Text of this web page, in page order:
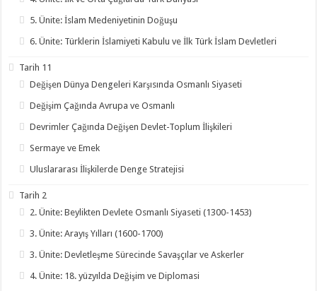
5. Ünite: İslam Medeniyetinin Doğuşu
6. Ünite: Türklerin İslamiyeti Kabulu ve İlk Türk İslam Devletleri
Tarih 11
Değişen Dünya Dengeleri Karşısında Osmanlı Siyaseti
Değişim Çağında Avrupa ve Osmanlı
Devrimler Çağında Değişen Devlet-Toplum İlişkileri
Sermaye ve Emek
Uluslararası İlişkilerde Denge Stratejisi
Tarih 2
2. Ünite: Beylikten Devlete Osmanlı Siyaseti (1300-1453)
3. Ünite: Arayış Yılları (1600-1700)
3. Ünite: Devletleşme Sürecinde Savaşçılar ve Askerler
4. Ünite: 18. yüzyılda Değişim ve Diplomasi